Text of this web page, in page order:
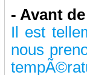
- Avant
Il est
nous